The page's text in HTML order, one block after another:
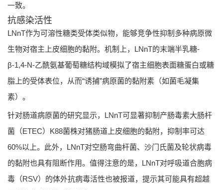
一致。
抗感染活性
LNnT作为可溶性糖类受体类似物，能够竞争性抑制多种病原微
生物对宿主上皮细胞的黏附。机制上，LNnT的末端半乳糖-
β-1,4-N-乙酰氨基葡萄糖结构域模拟了宿主细胞表面糖蛋白或糖
脂上的受体表位，从而“诱捕”病原菌的黏附素（如菌毛凝集
素）。
针对肠道病原菌的研究显示，LNnT可显著抑制产肠毒素大肠杆
菌（ETEC）K88菌株对猪肠道上皮细胞的黏附，抑制率可达
60%以上。此外，LNnT对空肠弯曲杆菌、沙门氏菌及轮状病毒
的黏附也具有阻断作用。值得注意的是，LNnT对呼吸道合胞病
毒（RSV）的体外抗病毒活性也被报道，提示其可能具有超越